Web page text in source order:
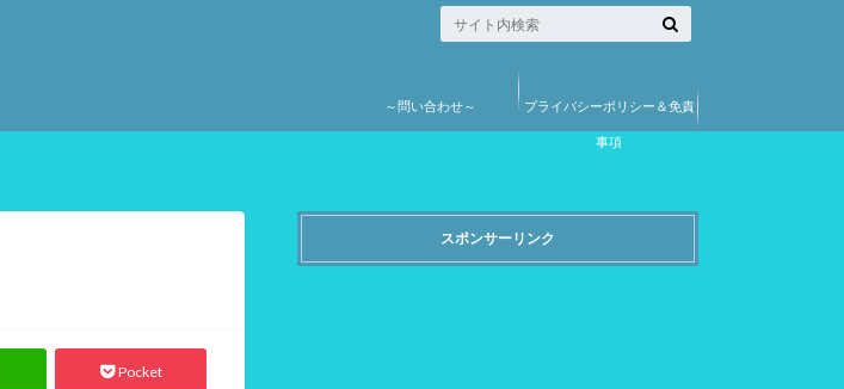
～問い合わせ～ プライバシーポリシー＆免責
事項
Pocket
スポンサーリンク